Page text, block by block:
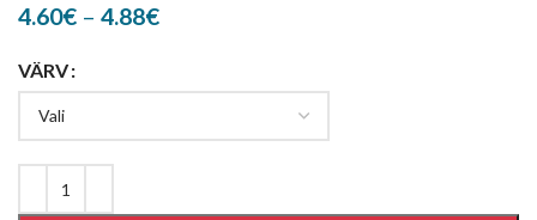
4.60€ – 4.88€Price
through
VÄRV